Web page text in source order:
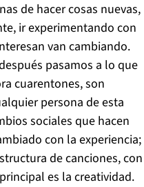
de hacer cosas nuevas,
ir experimentando con
van cambiando.
pasamos a lo que
cuarentones, son
persona de esta
sociales que hacen
con la experiencia;
de canciones, con
es la creatividad.